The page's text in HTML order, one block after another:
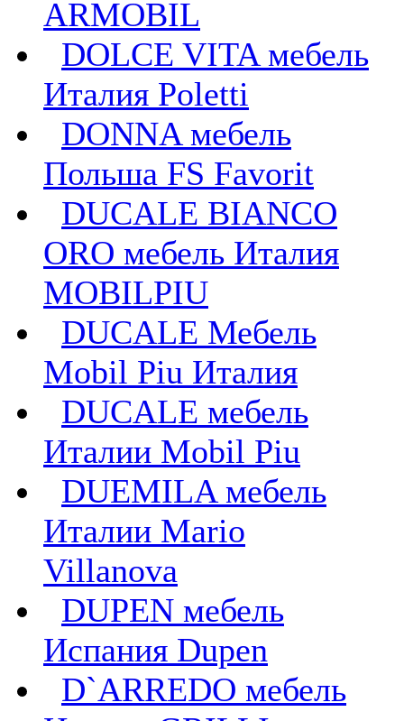
ARMOBIL
DOLCE VITA мебель
Италия Poletti
DONNA мебель
Польша FS Favorit
DUCALE BIANCO
ORO мебель Италия
MOBILPIU
DUCALE Мебель
Mobil Piu Италия
DUCALE мебель
Италии Mobil Piu
DUEMILA мебель
Италии Mario
Villanova
DUPEN мебель
Испания Dupen
D`ARREDO мебель